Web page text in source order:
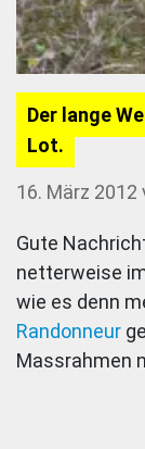
Der lange
Lot.
16. März 2012
Gute
netterweise
wie es denn
Randonneur
Massrahmen